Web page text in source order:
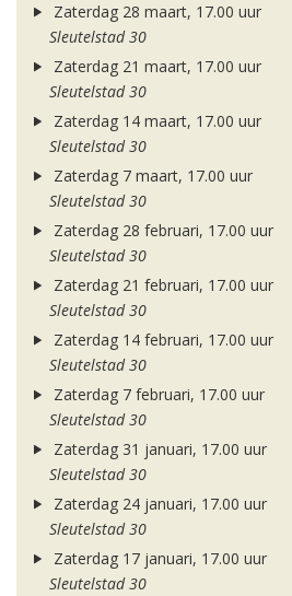
Zaterdag 28 maart, 17.00 uur
Sleutelstad 30
Zaterdag 21 maart, 17.00 uur
Sleutelstad 30
Zaterdag 14 maart, 17.00 uur
Sleutelstad 30
Zaterdag 7 maart, 17.00 uur
Sleutelstad 30
Zaterdag 28 februari, 17.00 uur
Sleutelstad 30
Zaterdag 21 februari, 17.00 uur
Sleutelstad 30
Zaterdag 14 februari, 17.00 uur
Sleutelstad 30
Zaterdag 7 februari, 17.00 uur
Sleutelstad 30
Zaterdag 31 januari, 17.00 uur
Sleutelstad 30
Zaterdag 24 januari, 17.00 uur
Sleutelstad 30
Zaterdag 17 januari, 17.00 uur
Sleutelstad 30